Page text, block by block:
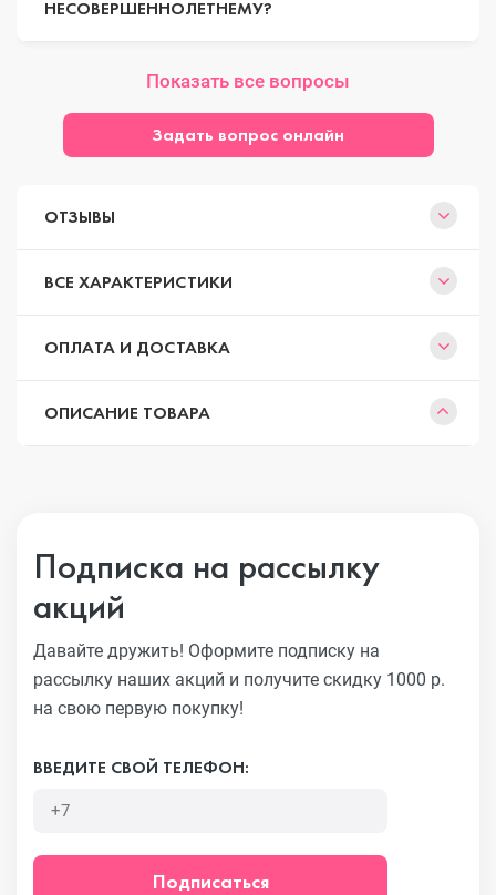
НЕСОВЕРШЕННОЛЕТНЕМУ?
Показать все вопросы
Задать вопрос онлайн
ОТЗЫВЫ
ВСЕ ХАРАКТЕРИСТИКИ
ОПЛАТА И ДОСТАВКА
ОПИСАНИЕ ТОВАРА
Подписка на рассылку
акций
Давайте дружить! Оформите подписку на
рассылку наших акций и получите скидку 1000 р.
на свою первую покупку!
ВВЕДИТЕ СВОЙ ТЕЛЕФОН:
Подписаться